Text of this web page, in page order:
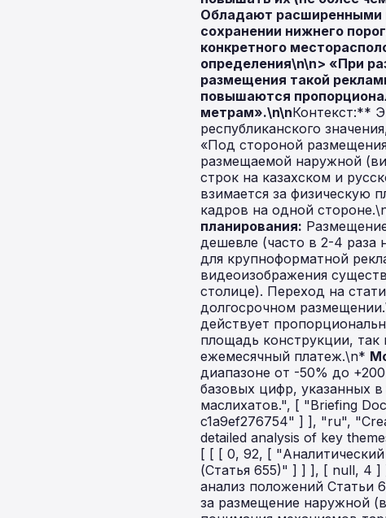
Обладают расширенными
сохранении нижнего
конкретного
определения\n\n> «При
размещения такой
повышаются
метрам».\n\nКонтекст:**
республиканского
«Под стороной
размещаемой наружной
строк на казахском и
взимается за физическую
кадров на одной
планирования:
дешевле (часто в 2-4 раза
для крупноформатной
видеоизображения
столице). Переход на
долгосрочном
действует
площадь конструкции,
ежемесячный платеж.\n*